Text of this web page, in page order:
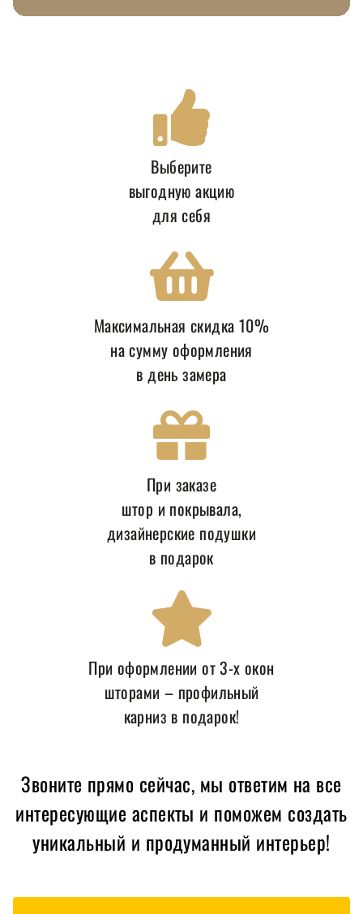
Выберите
выгодную акцию
для себя
Максимальная скидка 10%
на сумму оформления
в день замера
При заказе
штор и покрывала,
дизайнерские подушки
в подарок
При оформлении от 3-х окон
шторами – профильный
карниз в подарок!
Звоните прямо сейчас, мы ответим на все
интересующие аспекты и поможем создать
уникальный и продуманный интерьер!